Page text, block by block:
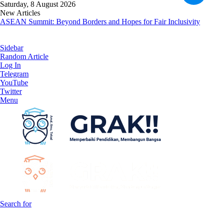
Saturday, 8 August 2026
New Articles
ASEAN Summit: Beyond Borders and Hopes for Fair Inclusivity
Sidebar
Random Article
Log In
Telegram
YouTube
Twitter
Menu
Search for